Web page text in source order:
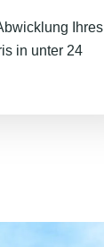
Ihres
in unter 24